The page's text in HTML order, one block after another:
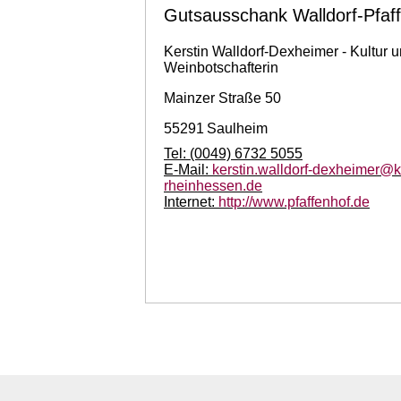
Gutsausschank Walldorf-
Kerstin Walldorf-Dexheimer - Kultur
Weinbotschafterin
Mainzer Straße 50
55291 Saulheim
Tel: (0049) 6732 5055
E-Mail: kerstin.walldorf-
rheinhessen.de
Internet: http://www.pfaffenhof.de